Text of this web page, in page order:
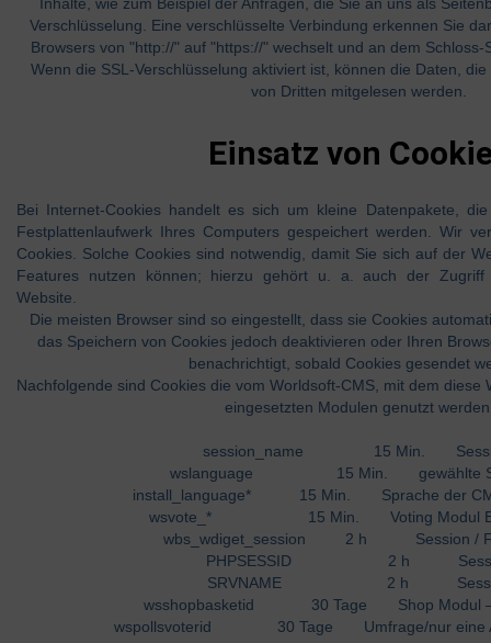
Verschlüsselung. Eine verschlüsselte Verbindung erkennen Sie
Browsers von "http://" auf "https://" wechselt und an dem
Wenn die SSL-Verschlüsselung aktiviert ist, können die Daten,
von Dritten mitgelesen werden.
Einsatz von
Bei Internet-Cookies handelt es sich um kleine Datenpakete,
Festplattenlaufwerk Ihres Computers gespeichert werden. Wir
Cookies. Solche Cookies sind notwendig, damit Sie sich auf der
Features nutzen können; hierzu gehört u. a. auch der
Website.
Die meisten Browser sind so eingestellt, dass sie Cookies
das Speichern von Cookies jedoch deaktivieren oder Ihren
benachrichtigt, sobald Cookies gesendet
Nachfolgende sind Cookies die vom Worldsoft-CMS, mit dem diese
eingesetzten Modulen genutzt
session_name 15 Min.
wslanguage 15 Min. gewählte
install_language* 15 Min. Sprache der
wsvote_* 15 Min. Voting Modul
wbs_wdiget_session 2 h Session /
PHPSESSID 2 h
SRVNAME 2 h
wsshopbasketid 30 Tage Shop Modul –
wspollsvoterid 30 Tage Umfrage/nur eine